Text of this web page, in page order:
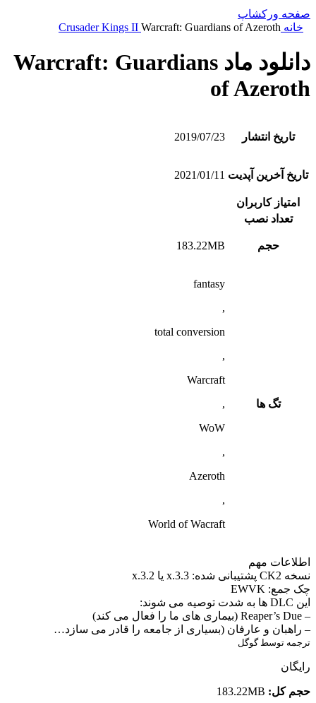
صفحه ورکشاپ
خانه
Crusader Kings II Warcraft: Guardians of Azeroth
دانلود ماد Warcraft: Guardians
of Azeroth
تاریخ انتشار 2019/07/23
تاریخ آخرین آپدیت 2021/01/11
امتیاز کاربران
تعداد نصب
حجم 183.22MB
تگ ها
fantasy
,
total conversion
,
Warcraft
,
WoW
,
Azeroth
,
World of Wacraft
اطلاعات مهم
نسخه CK2 پشتیبانی شده: 3.3.x یا 3.2.x
چک جمع: EWVK
این DLC ها به شدت توصیه می شوند:
– Reaper’s Due (بیماری های ما را فعال می کند)
– راهبان و عارفان (بسیاری از جامعه را قادر می سازد…
ترجمه توسط گوگل
رایگان
حجم کل: 183.22MB